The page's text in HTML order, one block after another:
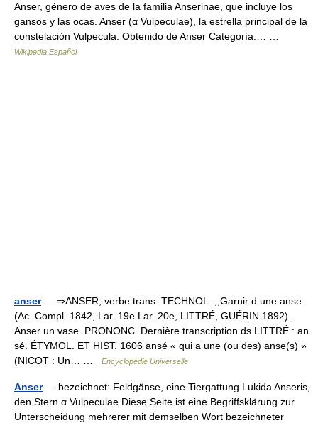
Anser, género de aves de la familia Anserinae, que incluye los
gansos y las ocas. Anser (α Vulpeculae), la estrella principal de la
constelación Vulpecula. Obtenido de Anser Categoría:… …
Wikipedia Español
anser— ⇒ANSER, verbe trans. TECHNOL. ,,Garnir d une anse.
(Ac. Compl. 1842, Lar. 19e Lar. 20e, LITTRÉ, GUÉRIN 1892).
Anser un vase. PRONONC. Dernière transcription ds LITTRÉ : an
sé. ÉTYMOL. ET HIST. 1606 ansé « qui a une (ou des) anse(s) »
(NICOT : Un… …
Encyclopédie Universelle
Anser— bezeichnet: Feldgänse, eine Tiergattung Lukida Anseris,
den Stern α Vulpeculae Diese Seite ist eine Begriffsklärung zur
Unterscheidung mehrerer mit demselben Wort bezeichneter